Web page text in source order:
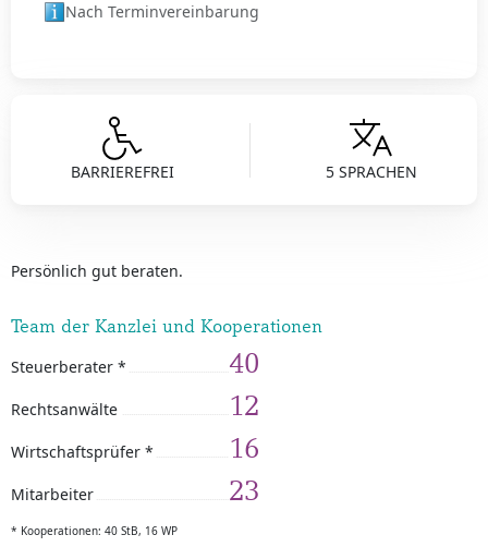
BARRIEREFREI 5 SPRACHEN
Persönlich gut beraten.
Team der Kanzlei und Kooperationen
Steuerberater * 40
Rechtsanwälte 12
Wirtschaftsprüfer * 16
Mitarbeiter 23
* Kooperationen: 40 StB, 16 WP
Nach Terminvereinbarung